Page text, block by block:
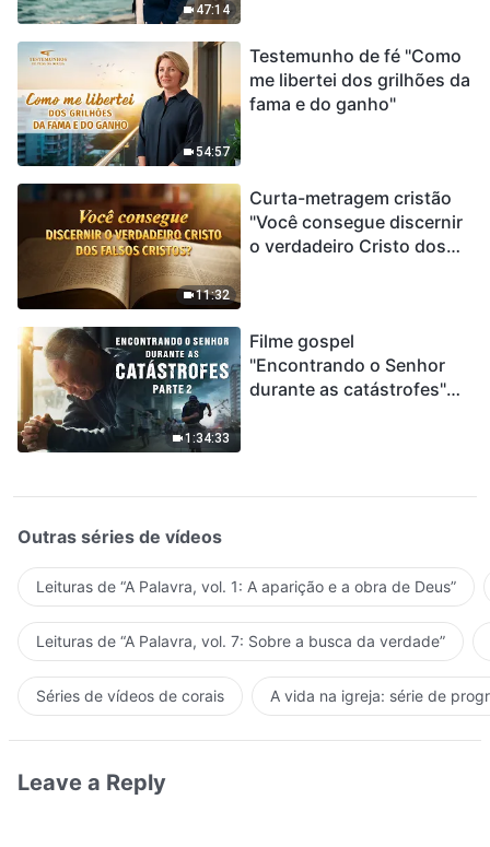
47:14
54:57
Testemunho de fé "Como
me libertei dos grilhões da
fama e do ganho"
11:32
Curta-metragem cristão
"Você consegue discernir
o verdadeiro Cristo dos
1:34:33
Filme gospel
"Encontrando o Senhor
durante as catástrofes"
encontrou uma maneira
de sobreviver?
Outras séries de vídeos
Leituras de “A Palavra, vol. 1: A aparição e a obra de Deus”
Leituras de “A Palavra, vol. 7: Sobre a busca da verdade”
Séries de vídeos de corais A vida na igreja: série de
Leave a Reply